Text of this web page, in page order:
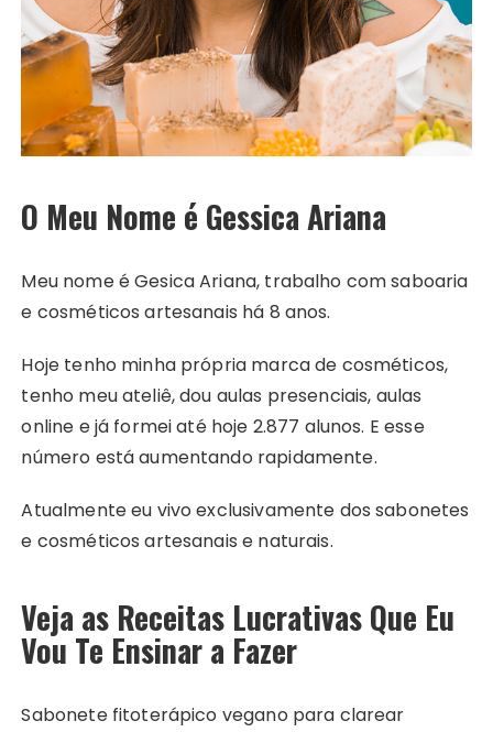
O Meu Nome é Gessica Ariana
Meu nome é Gesica Ariana, trabalho com saboaria
e cosméticos artesanais há 8 anos.
Hoje tenho minha própria marca de cosméticos,
tenho meu ateliê, dou aulas presenciais, aulas
online e já formei até hoje 2.877 alunos. E esse
número está aumentando rapidamente.
Atualmente eu vivo exclusivamente dos sabonetes
e cosméticos artesanais e naturais.
Veja as Receitas Lucrativas Que Eu
Vou Te Ensinar a Fazer
Sabonete fitoterápico vegano para clarear